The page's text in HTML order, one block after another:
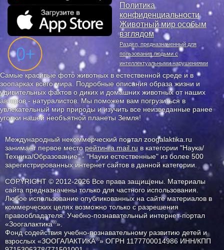
Политика
конфиденциальности
Животный мир особым
взглядом
Раздел, предназначенный для
пользования людьми с
интеллектуальными нарушениями
Самые красивые фото животных в естественной среде и в
зоопарках всего мира. Подробные описания образа жизни и
удивительных фактов о диких и домашних животных от наших
авторов - натуралистов. Мы поможем вам погрузиться в
увлекательный мир природы и изучить все неизведанные ранее
уголки нашей необъятной планеты Земля!
Международный некоммерческий портал zoogalaktika.ru
занимает первое месторейтинга mail.ru в категории "Наука/
Техника/Образование" - "Науки естественные" из более 500
зарегистрированных интернет сайтов в данной категории.
COPYRIGHT © 2012-2026 Все права защищены. Материалы
сайта предназначены только для частного использования.
Любое использование опубликованных на сайте материалов в
коммерческих целях возможно только с разрешения
правообладателя: Учебно-познавательный интернет-портал
«Зоогалактика®».
Фонд содействия учебно-познавательному развитию детей и
взрослых «ЗООГАЛАКТИКА®» ОГРН 1177700014986 ИНН/КПП